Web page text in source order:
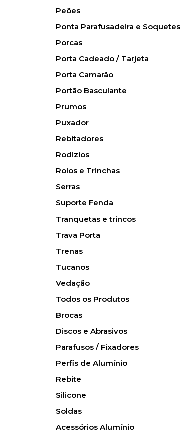
Peões
Ponta Parafusadeira e Soquetes
Porcas
Porta Cadeado / Tarjeta
Porta Camarão
Portão Basculante
Prumos
Puxador
Rebitadores
Rodizios
Rolos e Trinchas
Serras
Suporte Fenda
Tranquetas e trincos
Trava Porta
Trenas
Tucanos
Vedação
Todos os Produtos
Brocas
Discos e Abrasivos
Parafusos / Fixadores
Perfis de Alumínio
Rebite
Silicone
Soldas
Acessórios Alumínio